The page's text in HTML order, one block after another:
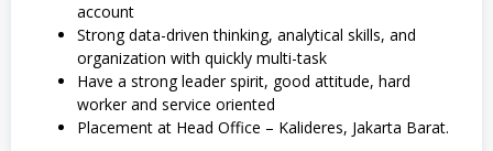
account
Strong data-driven thinking, analytical skills, and
organization with quickly multi-task
Have a strong leader spirit, good attitude, hard
worker and service oriented
Placement at Head Office – Kalideres, Jakarta Barat.